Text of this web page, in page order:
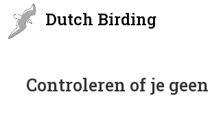
Dutch Birding
Controleren of je